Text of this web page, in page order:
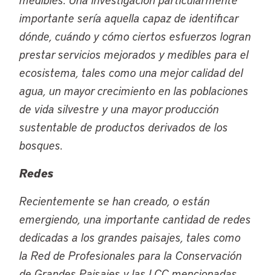
importante sería aquella capaz de identificar
dónde, cuándo y cómo ciertos esfuerzos logran
prestar servicios mejorados y medibles para el
ecosistema, tales como una mejor calidad del
agua, un mayor crecimiento en las poblaciones
de vida silvestre y una mayor producción
sustentable de productos derivados de los
bosques.
Redes
Recientemente se han creado, o están
emergiendo, una importante cantidad de redes
dedicadas a los grandes paisajes, tales como
la Red de Profesionales para la Conservación